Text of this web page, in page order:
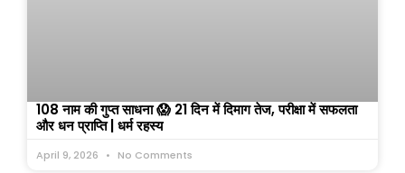
108 नाम की गुप्त साधना 😱 21 दिन में दिमाग तेज, परीक्षा में सफलता
और धन प्राप्ति | धर्म रहस्य
April 9, 2026 No Comments